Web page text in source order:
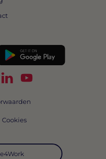
op TikTok
Swipe4Work op
Volg Swipe4Work op
Volg Swipe4Work
Cookies